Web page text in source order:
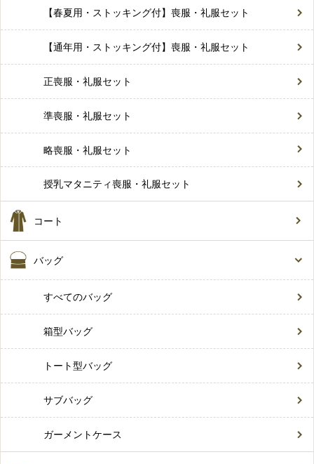
【春夏用・ストッキング付】喪服・礼服セット
【通年用・ストッキング付】喪服・礼服セット
正喪服・礼服セット
準喪服・礼服セット
略喪服・礼服セット
授乳マタニティ喪服・礼服セット
コート
バッグ
すべてのバッグ
箱型バッグ
トート型バッグ
サブバッグ
ガーメントケース